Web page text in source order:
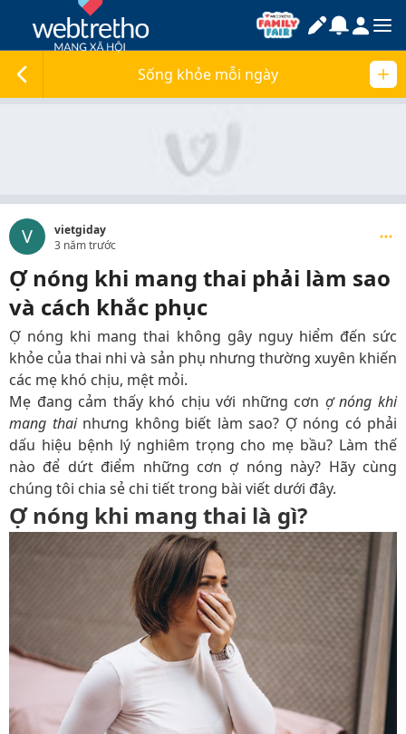
Sống khỏe mỗi ngày
V
vietgiday
3 năm trước
Ợ nóng khi mang thai phải làm sao
và cách khắc phục
Ợ nóng khi mang thai không gây nguy hiểm đến sức
khỏe của thai nhi và sản phụ nhưng thường xuyên khiến
các mẹ khó chịu, mệt mỏi.
Mẹ đang cảm thấy khó chịu với những cơn ợ nóng khi
mang thainhưng không biết làm sao? Ợ nóng có phải
dấu hiệu bệnh lý nghiêm trọng cho mẹ bầu? Làm thế
nào để dứt điểm những cơn ợ nóng này? Hãy cùng
chúng tôi chia sẻ chi tiết trong bài viết dưới đây.
Ợ nóng khi mang thai là gì?